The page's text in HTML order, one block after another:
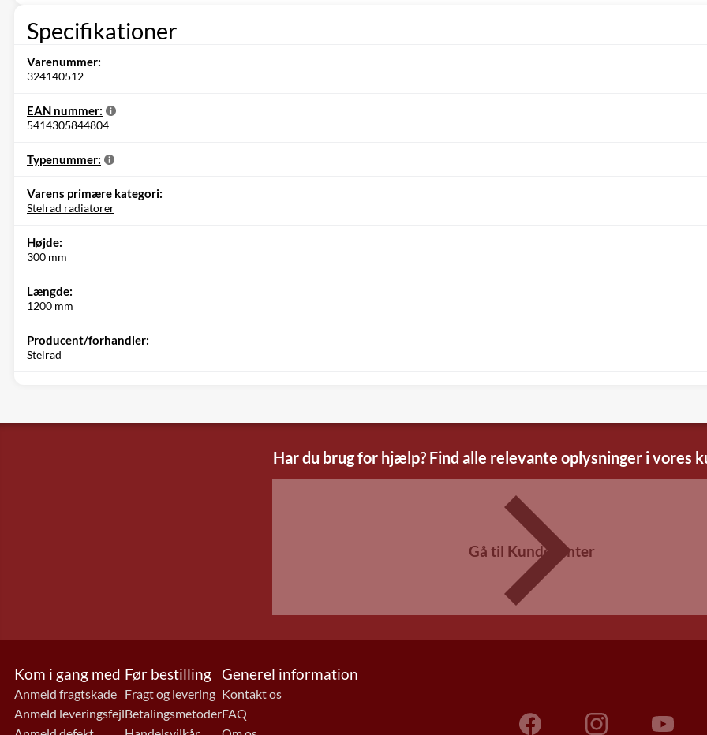
Specifikationer
Varenummer:
324140512
EAN nummer:
5414305844804
Typenummer:
Varens primære kategori:
Stelrad radiatorer
Højde:
300 mm
Længde:
1200 mm
Producent/forhandler:
Stelrad
Har du brug for hjælp? Find alle relevante oplysninger i vores
Gå til Kundecenter
Kom i gang med
Anmeld fragtskade
Anmeld leveringsfejl
Før bestilling
Fragt og levering
Betalingsmetoder
Generel information
Kontakt os
FAQ